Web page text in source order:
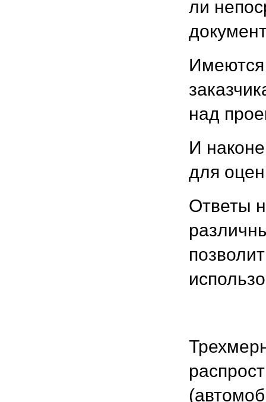
ли
над
И
для
Ответы